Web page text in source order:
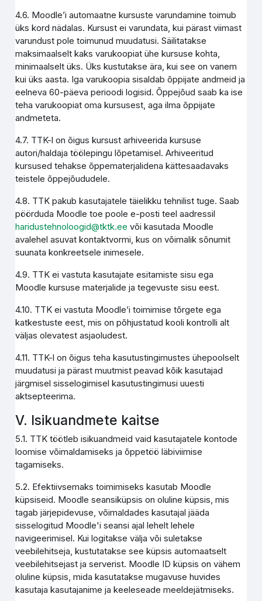
4.6. Moodle’i automaatne kursuste varundamine toimub
üks kord nädalas. Kursust ei varundata, kui pärast viimast
varundust pole toimunud muudatusi. Säilitatakse
maksimaalselt kaks varukoopiat ühe kursuse kohta,
minimaalselt üks. Üks kustutakse ära, kui see on vanem
kui üks aasta. Iga varukoopia sisaldab õppijate andmeid ja
eelneva 60-päeva perioodi logisid. Õppejõud saab ka ise
teha varukoopiat oma kursusest, aga ilma õppijate
andmeteta.
4.7. TTK-l on õigus kursust arhiveerida kursuse
autori/haldaja töölepingu lõpetamisel. Arhiveeritud
kursused tehakse õppematerjalidena kättesaadavaks
teistele õppejõududele.
4.8. TTK pakub kasutajatele täielikku tehnilist tuge. Saab
pöörduda Moodle toe poole e-posti teel aadressil
haridustehnoloogid@tktk.ee või kasutada Moodle
avalehel asuvat kontaktvormi, kus on võimalik sõnumit
suunata konkreetsele inimesele.
4.9. TTK ei vastuta kasutajate esitamiste sisu ega
Moodle kursuse materjalide ja tegevuste sisu eest.
4.10. TTK ei vastuta Moodle’i toimimise tõrgete ega
katkestuste eest, mis on põhjustatud kooli kontrolli alt
väljas olevatest asjaoludest.
4.11. TTK-l on õigus teha kasutustingimustes ühepoolselt
muudatusi ja pärast muutmist peavad kõik kasutajad
järgmisel sisselogimisel kasutustingimusi uuesti
aktsepteerima.
V. Isikuandmete kaitse
5.1. TTK töötleb isikuandmeid vaid kasutajatele kontode
loomise võimaldamiseks ja õppetöö läbiviimise
tagamiseks.
5.2. Efektiivsemaks toimimiseks kasutab Moodle
küpsiseid. Moodle seansiküpsis on oluline küpsis, mis
tagab järjepidevuse, võimaldades kasutajal jääda
sisselogitud Moodle'i seansi ajal lehelt lehele
navigeerimisel. Kui logitakse välja või suletakse
veebilehitseja, kustutatakse see küpsis automaatselt
veebilehitsejast ja serverist. Moodle ID küpsis on vähem
oluline küpsis, mida kasutatakse mugavuse huvides
kasutaja kasutajanime ja keeleseade meeldejätmiseks.